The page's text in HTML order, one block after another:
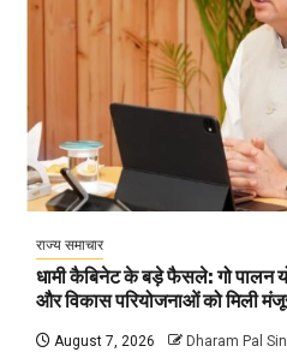
राज्य समाचार
धामी कैबिनेट के बड़े फैसले: गो पालन
और विकास परियोजनाओं को मिली
August 7, 2026 Dharam Pal